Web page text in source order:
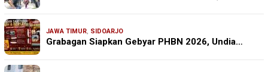
JAWA TIMUR, SIDOARJO
Grabagan Siapkan Gebyar PHBN 2026, Undia…